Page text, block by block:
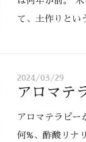
て、土作りとい
2024/03/29
アロマテ
アロマテラピー
何%、酢酸リナ